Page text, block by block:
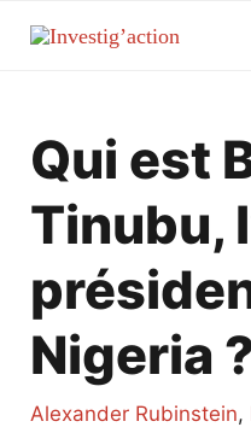
Qui est
Tinubu,
Nigeria
Alexander Rubinstein,